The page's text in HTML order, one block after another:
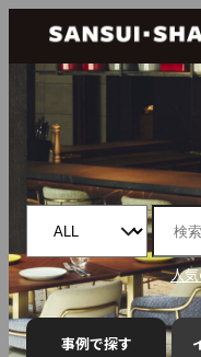
人
事例で探す